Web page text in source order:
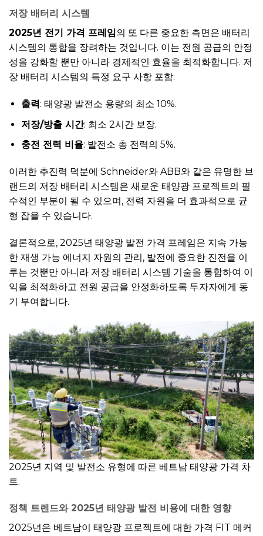
저장 배터리 시스템
2025년 전기 가격 프레임의 또 다른 중요한 측면은 배터리
시스템의 통합을 장려하는 것입니다. 이는 전원 공급의 안정
성을 강화할 뿐만 아니라 경제적인 효율을 최적화합니다. 저
장 배터리 시스템의 특정 요구 사항 포함:
출력: 태양광 발전소 용량의 최소 10%.
저장/방출 시간: 최소 2시간 보장.
충전 전력 비율: 발전소 총 전력의 5%.
이러한 추진력 덕분에 Schneider와 ABB와 같은 유명한 브
랜드의 저장 배터리 시스템은 새로운 태양광 프로젝트의 필
수적인 부분이 될 수 있으며, 전력 자원을 더 효과적으로 균
형 잡을 수 있습니다.
결론적으로, 2025년 태양광 발전 가격 프레임은 지속 가능
한 재생 가능 에너지 자원의 관리, 발전에 중요한 진전을 이
루는 것뿐만 아니라 저장 배터리 시스템 기술을 통합하여 이
익을 최적화하고 전원 공급을 안정화하도록 투자자에게 동
기 부여합니다.
2025년 지역 및 발전소 유형에 따른 베트남 태양광 가격 차
트.
정책 트렌드와 2025년 태양광 발전 비용에 대한 영향
2025년은 베트남이 태양광 프로젝트에 대한 가격 FIT 메커